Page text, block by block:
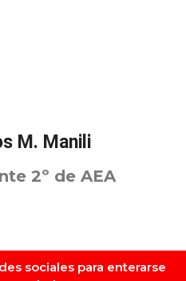
M. Manili
2º de AEA
sociales para enterarse